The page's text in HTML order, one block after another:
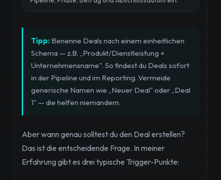
Tipp: Benenne Deals nach einem einheitlichen
Schema — z.B. „Produkt/Dienstleistung +
Unternehmensname". So findest du Deals sofort
in der Pipeline und im Reporting. Vermeide
generische Namen wie „Neuer Deal" oder „Deal
1" — die helfen niemandem.
Aber wann genau solltest du den Deal erstellen?
Das ist die entscheidende Frage. In meiner
Erfahrung gibt es drei typische Trigger-Punkte: